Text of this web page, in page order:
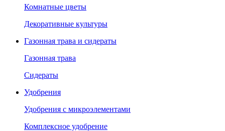
Комнатные цветы
Декоративные культуры
Газонная трава и сидераты
Газонная трава
Сидераты
Удобрения
Удобрения с микроэлементами
Комплексное удобрение